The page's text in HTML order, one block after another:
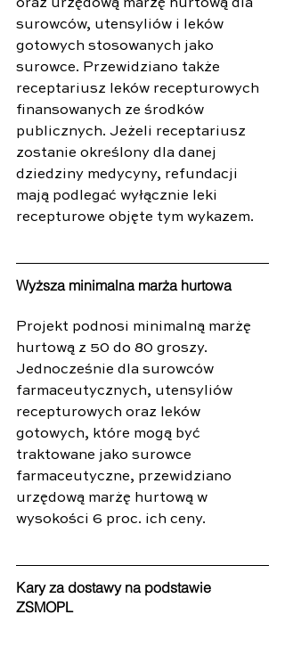
oraz urzędową marżę hurtową dla
surowców, utensyliów i leków
gotowych stosowanych jako
surowce. Przewidziano także
receptariusz leków recepturowych
finansowanych ze środków
publicznych. Jeżeli receptariusz
zostanie określony dla danej
dziedziny medycyny, refundacji
mają podlegać wyłącznie leki
recepturowe objęte tym wykazem.
Wyższa minimalna marża hurtowa
Projekt podnosi minimalną marżę
hurtową z 50 do 80 groszy.
Jednocześnie dla surowców
farmaceutycznych, utensyliów
recepturowych oraz leków
gotowych, które mogą być
traktowane jako surowce
farmaceutyczne, przewidziano
urzędową marżę hurtową w
wysokości 6 proc. ich ceny.
Kary za dostawy na podstawie
ZSMOPL